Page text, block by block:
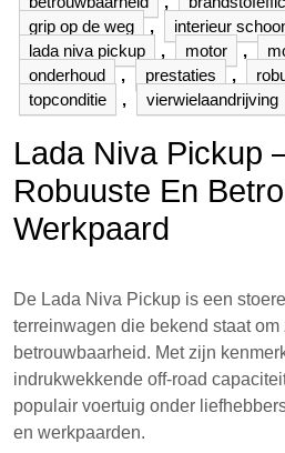
grip op de weg
, interieur
lada niva pickup
, motor ,
onderhoud
, prestaties ,
topconditie
, vierwielaandrijving
Lada Niva Pickup
Robuuste En
Werkpaard
De Lada Niva Pickup is een
terreinwagen die bekend staat
betrouwbaarheid. Met zijn
indrukwekkende off-road
populair voertuig onder
en werkpaarden.